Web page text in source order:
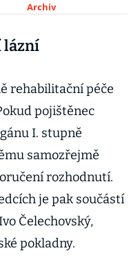
automobilek
propouštět,
ještě hůř
Archiv
lázní
rehabilitační péče
pojištěnec
I. stupně
samozřejmě
rozhodnutí.
je pak součástí
Čelechovský,
pokladny.